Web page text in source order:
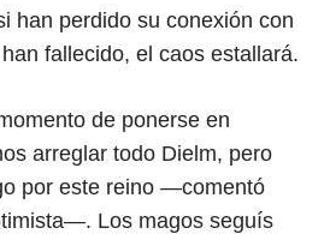
han perdido su conexión con
fallecido, el caos estallará.
de ponerse en
arreglar todo Dielm, pero
por este reino —comentó
Los magos seguís